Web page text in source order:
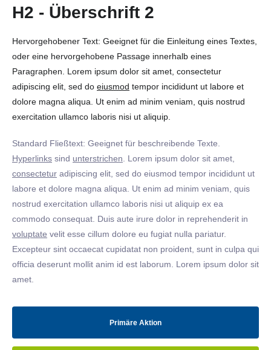
H2 - Überschrift 2
Hervorgehobener Text: Geeignet für die Einleitung eines Textes,
oder eine hervorgehobene Passage innerhalb eines
Paragraphen. Lorem ipsum dolor sit amet, consectetur
adipiscing elit, sed do eiusmod tempor incididunt ut labore et
dolore magna aliqua. Ut enim ad minim veniam, quis nostrud
exercitation ullamco laboris nisi ut aliquip.
Standard Fließtext: Geeignet für beschreibende Texte.
Hyperlinks sind unterstrichen . Lorem ipsum dolor sit amet,
consectetur adipiscing elit, sed do eiusmod tempor incididunt ut
labore et dolore magna aliqua. Ut enim ad minim veniam, quis
nostrud exercitation ullamco laboris nisi ut aliquip ex ea
commodo consequat. Duis aute irure dolor in reprehenderit in
voluptate velit esse cillum dolore eu fugiat nulla pariatur.
Excepteur sint occaecat cupidatat non proident, sunt in culpa qui
officia deserunt mollit anim id est laborum. Lorem ipsum dolor sit
amet.
Primäre Aktion